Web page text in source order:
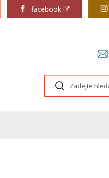
facebook